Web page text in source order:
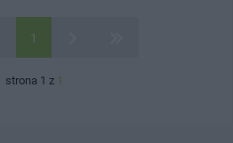
1
strona 1 z 1